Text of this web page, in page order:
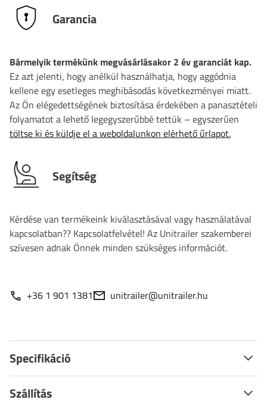
Garancia
Bármelyik termékünk megvásárlásakor 2 év garanciát kap.
Ez azt jelenti, hogy anélkül használhatja, hogy aggódnia
kellene egy esetleges meghibásodás következményei miatt.
Az Ön elégedettségének biztosítása érdekében a panasztételi
folyamatot a lehető legegyszerűbbé tettük – egyszerűen
töltse ki és küldje el a weboldalunkon elérhető űrlapot.
Segítség
Kérdése van termékeink kiválasztásával vagy használatával
kapcsolatban?? Kapcsolatfelvétel! Az Unitrailer szakemberei
szívesen adnak Önnek minden szükséges információt.
+36 1 901 1381 unitrailer@unitrailer.hu
Specifikáció
Szállítás